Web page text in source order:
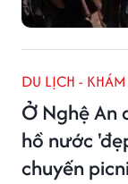
DU LỊCH -
Ở Nghệ An
hồ nước
chuyến